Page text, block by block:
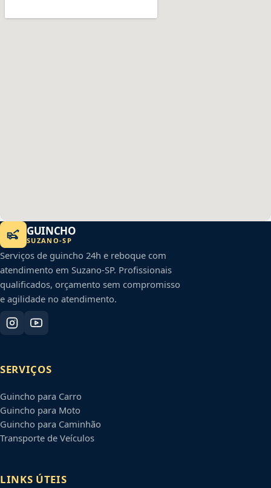
GUINCHO
SUZANO-SP
Serviços de guincho 24h e reboque com
atendimento em Suzano-SP. Profissionais
qualificados, orçamento sem compromisso
e agilidade no atendimento.
SERVIÇOS
Guincho para Carro
Guincho para Moto
Guincho para Caminhão
Transporte de Veículos
LINKS ÚTEIS